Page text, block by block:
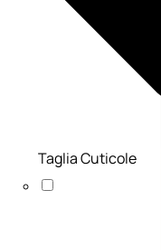
Taglia Cuticole